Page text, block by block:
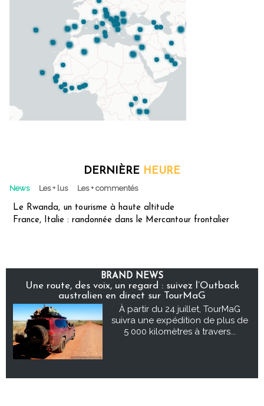
DERNIÈRE HEURE
News Les + lus Les + commentés
Le Rwanda, un tourisme à haute altitude
France, Italie : randonnée dans le Mercantour frontalier
BRAND NEWS
Une route, des voix, un regard : suivez l’Outback
australien en direct sur TourMaG
À partir du 24 juillet, TourMaG
suivra une expédition de plus de
5 000 kilomètres à travers...